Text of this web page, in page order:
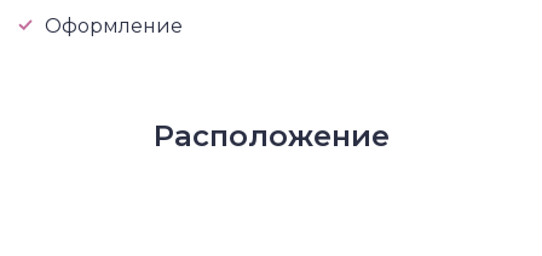
Оформление
Расположение